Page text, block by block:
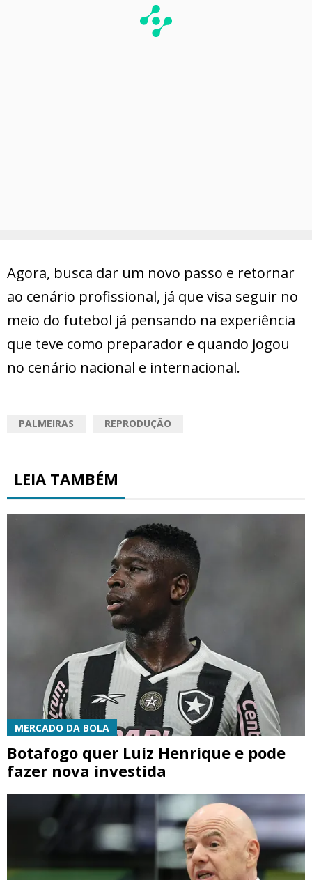
Agora, busca dar um novo passo e retornar
ao cenário profissional, já que visa seguir no
meio do futebol já pensando na experiência
que teve como preparador e quando jogou
no cenário nacional e internacional.
PALMEIRAS REPRODUÇÃO
LEIA TAMBÉM
MERCADO DA BOLA
Botafogo quer Luiz Henrique e pode
fazer nova investida